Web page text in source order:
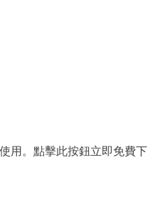
用。點擊此按鈕立即免費下